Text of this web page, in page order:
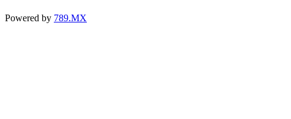
Powered by 789.MX